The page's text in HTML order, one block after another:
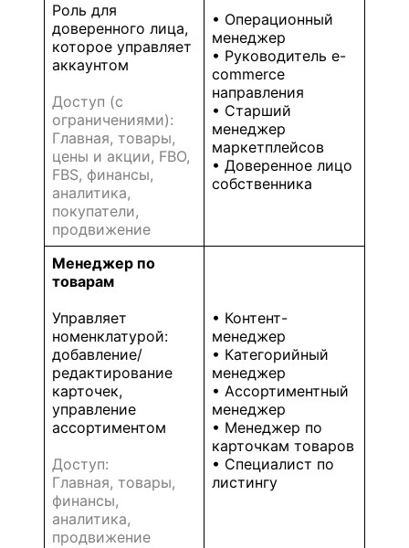
Роль для
доверенного лица,
которое управляет
аккаунтом
Доступ (с
ограничениями):
Главная, товары,
цены и акции, FBO,
FBS, финансы,
аналитика,
покупатели,
продвижение
• Операционный
менеджер
• Руководитель e-
commerce
направления
• Старший
менеджер
маркетплейсов
• Доверенное лицо
собственника
Менеджер по
товарам
Управляет
номенклатурой:
добавление/
редактирование
карточек,
управление
ассортиментом
Доступ:
Главная, товары,
финансы,
аналитика,
продвижение
• Контент-
менеджер
• Категорийный
менеджер
• Ассортиментный
менеджер
• Менеджер по
карточкам товаров
• Специалист по
листингу